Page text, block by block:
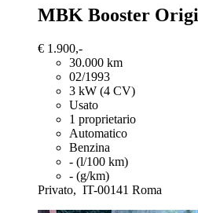
MBK Booster
€ 1.900,-
30.000 km
02/1993
3 kW (4 CV)
Usato
1 proprietario
Automatico
Benzina
- (l/100 km)
- (g/km)
Privato, IT-00141 Roma